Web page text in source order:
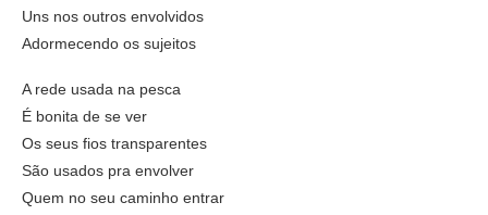
Uns nos outros envolvidos
Adormecendo os sujeitos
A rede usada na pesca
É bonita de se ver
Os seus fios transparentes
São usados pra envolver
Quem no seu caminho entrar